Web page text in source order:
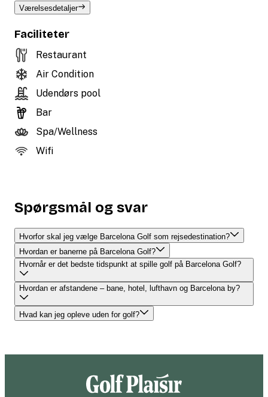
Værelsesdetaljer
Faciliteter
Restaurant
Air Condition
Udendørs pool
Bar
Spa/Wellness
Wifi
Spørgsmål og svar
Hvorfor skal jeg vælge Barcelona Golf som rejsedestination?
Hvordan er banerne på Barcelona Golf?
Hvornår er det bedste tidspunkt at spille golf på Barcelona Golf?
Hvordan er afstandene – bane, hotel, lufthavn og Barcelona by?
Hvad kan jeg opleve uden for golf?